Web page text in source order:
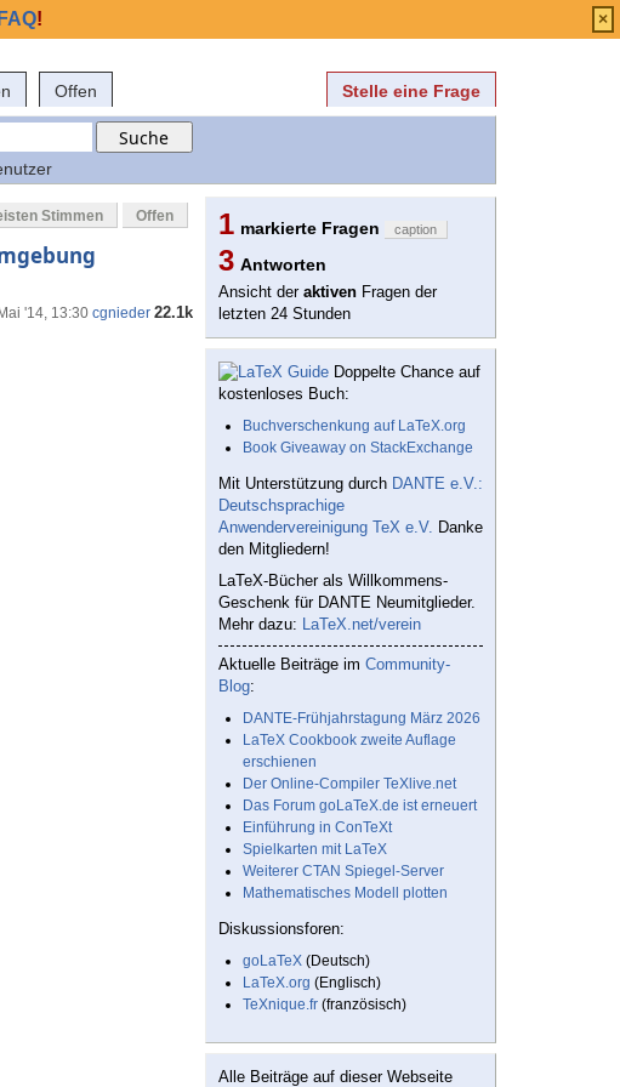
Offen Stelle eine Frage
Stimmen Offen
'14, 13:30 cgnieder 22.1k
1 markierte Fragen caption
3 Antworten
Ansicht der aktiven Fragen der
letzten 24 Stunden
Doppelte Chance auf
kostenloses Buch:
Buchverschenkung auf LaTeX.org
Book Giveaway on StackExchange
Mit Unterstützung durch DANTE e.V.:
Deutschsprachige
Anwendervereinigung TeX e.V. Danke
den Mitgliedern!
LaTeX-Bücher als Willkommens-
Geschenk für DANTE Neumitglieder.
Mehr dazu: LaTeX.net/verein
Aktuelle Beiträge im Community-
Blog:
DANTE-Frühjahrstagung März 2026
LaTeX Cookbook zweite Auflage
erschienen
Der Online-Compiler TeXlive.net
Das Forum goLaTeX.de ist erneuert
Einführung in ConTeXt
Spielkarten mit LaTeX
Weiterer CTAN Spiegel-Server
Mathematisches Modell plotten
Diskussionsforen:
goLaTeX (Deutsch)
LaTeX.org (Englisch)
TeXnique.fr (französisch)
Alle Beiträge auf dieser Webseite
FAQ! ×